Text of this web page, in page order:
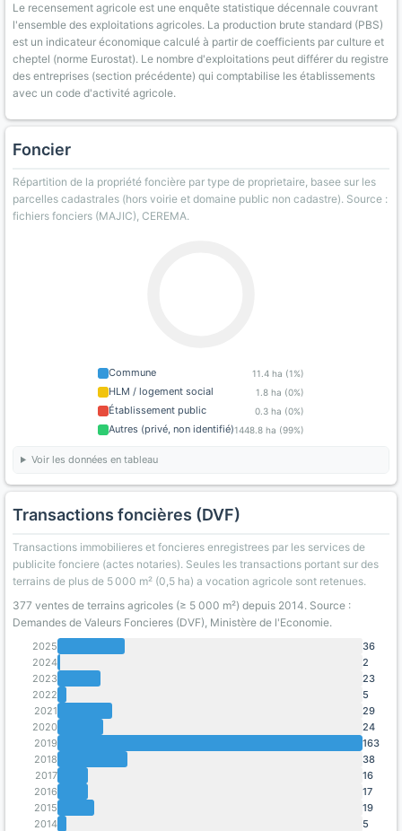
Le recensement agricole est une enquête statistique décennale couvrant
l'ensemble des exploitations agricoles. La production brute standard (PBS)
est un indicateur économique calculé à partir de coefficients par culture et
cheptel (norme Eurostat). Le nombre d'exploitations peut différer du registre
des entreprises (section précédente) qui comptabilise les établissements
avec un code d'activité agricole.
Foncier
Répartition de la propriété foncière par type de proprietaire, basee sur les
parcelles cadastrales (hors voirie et domaine public non cadastre). Source :
fichiers fonciers (MAJIC), CEREMA.
Commune 11.4 ha (1%)
HLM / logement social 1.8 ha (0%)
Établissement public 0.3 ha (0%)
Autres (privé, non identifié)1448.8 ha (99%)
Voir les données en tableau
Transactions foncières (DVF)
Transactions immobilieres et foncieres enregistrees par les services de
publicite fonciere (actes notaries). Seules les transactions portant sur des
terrains de plus de 5 000 m² (0,5 ha) a vocation agricole sont retenues.
377 ventes de terrains agricoles (≥ 5 000 m²) depuis 2014. Source :
Demandes de Valeurs Foncieres (DVF), Ministère de l'Economie.
2025
36
2024
2
2023
23
2022
5
2021
29
2020
24
2019
163
2018
38
2017
16
2016
17
2015
19
2014
5